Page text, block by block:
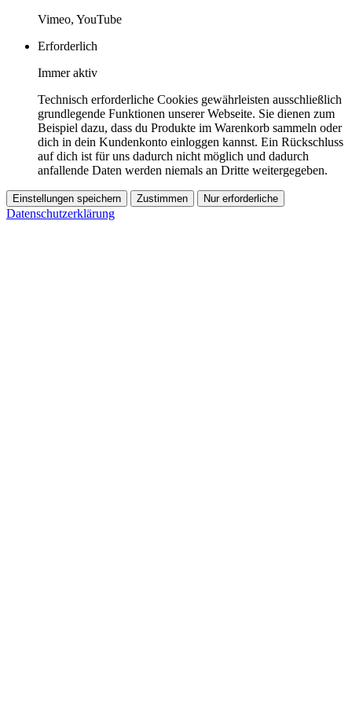
Vimeo, YouTube
Erforderlich
Immer aktiv
Technisch erforderliche Cookies gewährleisten ausschließlich
grundlegende Funktionen unserer Webseite. Sie dienen zum
Beispiel dazu, dass du Produkte im Warenkorb sammeln oder
dich in dein Kundenkonto einloggen kannst. Ein Rückschluss
auf dich ist für uns dadurch nicht möglich und dadurch
anfallende Daten werden niemals an Dritte weitergegeben.
Einstellungen speichern Zustimmen Nur erforderliche
Datenschutzerklärung